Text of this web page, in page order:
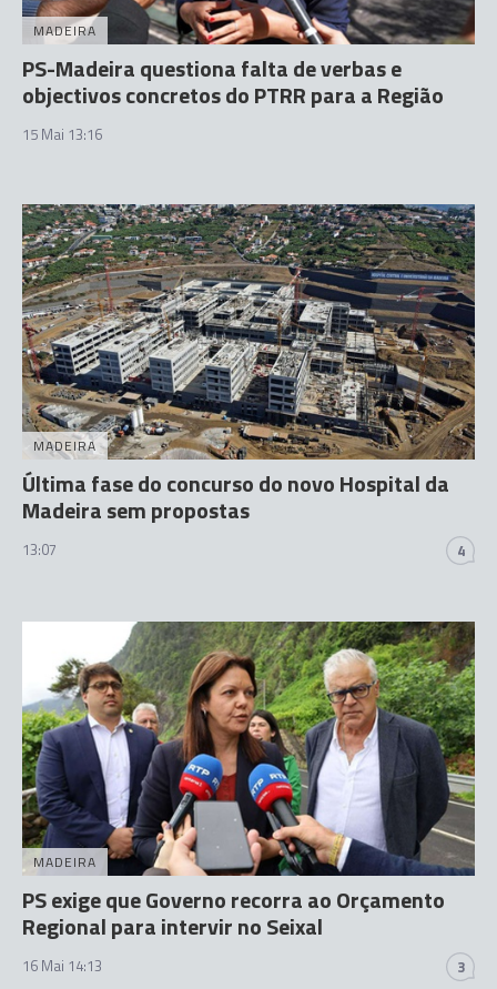
MADEIRA
PS-Madeira questiona falta de verbas e
objectivos concretos do PTRR para a Região
15 Mai 13:16
MADEIRA
Última fase do concurso do novo Hospital da
Madeira sem propostas
13:07 4
MADEIRA
PS exige que Governo recorra ao Orçamento
Regional para intervir no Seixal
16 Mai 14:13 3